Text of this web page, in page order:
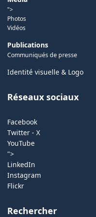
">
Photos
Vidéos
Publications
Communiqués de presse
Identité visuelle & Logo
Réseaux sociaux
Facebook
Twitter - X
YouTube
">
LinkedIn
Instagram
Flickr
Rechercher